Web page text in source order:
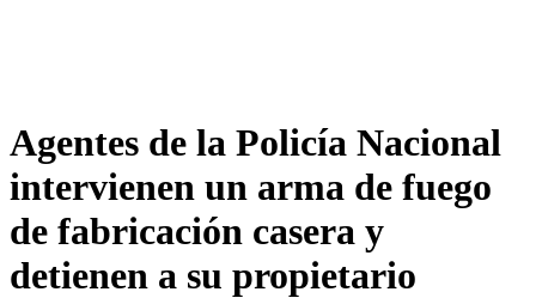
Agentes de la Policía Nacional
intervienen un arma de fuego
de fabricación casera y
detienen a su propietario